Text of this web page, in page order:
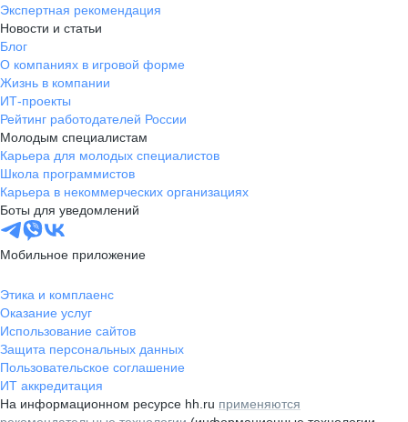
Экспертная рекомендация
Новости и статьи
Блог
О компаниях в игровой форме
Жизнь в компании
ИТ-проекты
Рейтинг работодателей России
Молодым специалистам
Карьера для молодых специалистов
Школа программистов
Карьера в некоммерческих организациях
Боты для уведомлений
Мобильное приложение
Этика и комплаенс
Оказание услуг
Использование сайтов
Защита персональных данных
Пользовательское соглашение
ИТ аккредитация
На информационном ресурсе hh.ru применяются